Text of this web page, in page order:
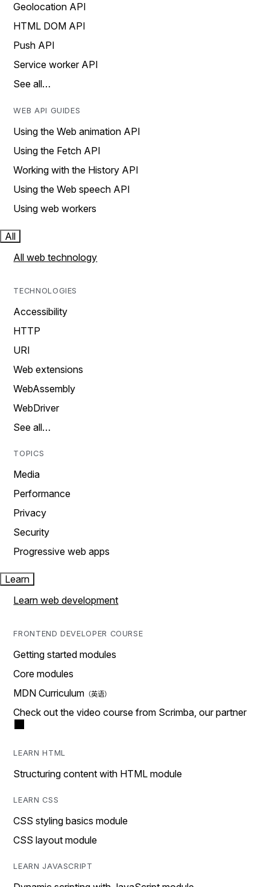
Geolocation API
HTML DOM API
Push API
Service worker API
See all…
WEB API GUIDES
Using the Web animation API
Using the Fetch API
Working with the History API
Using the Web speech API
Using web workers
All
All web technology
TECHNOLOGIES
Accessibility
HTTP
URI
Web extensions
WebAssembly
WebDriver
See all…
TOPICS
Media
Performance
Privacy
Security
Progressive web apps
Learn
Learn web development
FRONTEND DEVELOPER COURSE
Getting started modules
Core modules
MDN Curriculum
Check out the video course from Scrimba, our partner
LEARN HTML
Structuring content with HTML module
LEARN CSS
CSS styling basics module
CSS layout module
LEARN JAVASCRIPT